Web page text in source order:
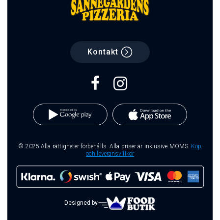
Kontakt
© 2025 Alla rättigheter förbehålls. Alla priser är inklusive MOMS. Köp
och leveransvillkor
Designed by